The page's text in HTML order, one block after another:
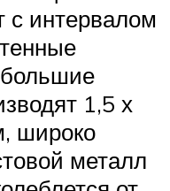
с интервалом
1,5 х
широко
металл